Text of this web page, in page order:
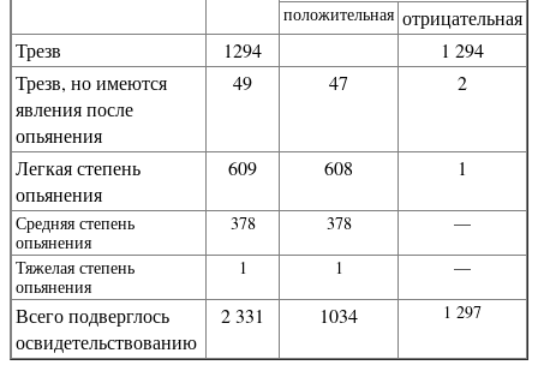
положительная отрицательная
Трезв
1294
1 294
Трезв, но имеются
явления после
опьянения
49 47 2
Легкая степень
опьянения
609 608 1
Средняя степень
опьянения
378 378
—
Тяжелая степень
опьянения
1 1 —
Всего подверглось
освидетельствованию
2 331 1034 1 297